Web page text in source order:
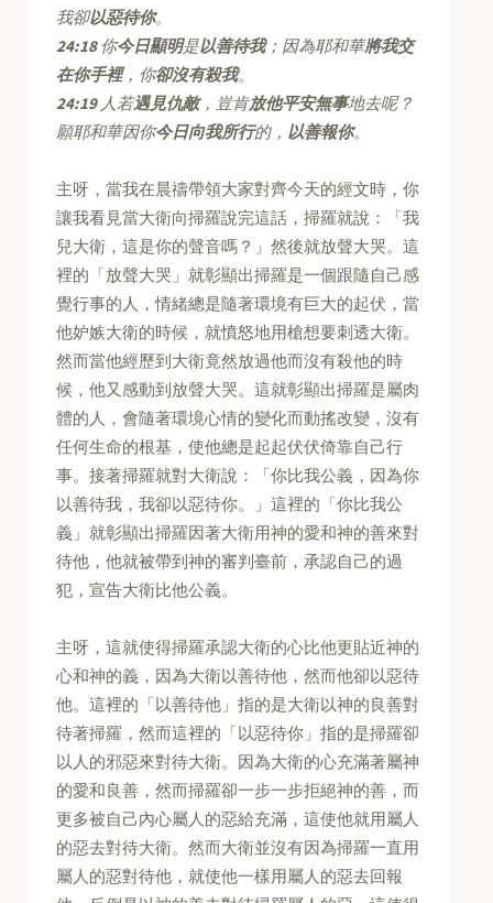
我卻以惡待你。
24:18你今日顯明是以善待我；因為耶和華將我交
在你手裡，你卻沒有殺我。
24:19人若遇見仇敵，豈肯放他平安無事地去呢？
願耶和華因你今日向我所行的， 以善報你。
主呀，當我在晨禱帶領大家對齊今天的經文時，你
讓我看見當大衛向掃羅說完這話，掃羅就說：「我
兒大衛，這是你的聲音嗎？」然後就放聲大哭。這
裡的「放聲大哭」就彰顯出掃羅是一個跟隨自己感
覺行事的人，情緒總是隨著環境有巨大的起伏，當
他妒嫉大衛的時候，就憤怒地用槍想要刺透大衛。
然而當他經歷到大衛竟然放過他而沒有殺他的時
候，他又感動到放聲大哭。這就彰顯出掃羅是屬肉
體的人，會隨著環境心情的變化而動搖改變，沒有
任何生命的根基，使他總是起起伏伏倚靠自己行
事。接著掃羅就對大衛說：「你比我公義，因為你
以善待我，我卻以惡待你。」這裡的「你比我公
義」就彰顯出掃羅因著大衛用神的愛和神的善來對
待他，他就被帶到神的審判臺前，承認自己的過
犯，宣告大衛比他公義。
主呀，這就使得掃羅承認大衛的心比他更貼近神的
心和神的義，因為大衛以善待他，然而他卻以惡待
他。這裡的「以善待他」指的是大衛以神的良善對
待著掃羅，然而這裡的「以惡待你」指的是掃羅卻
以人的邪惡來對待大衛。因為大衛的心充滿著屬神
的愛和良善，然而掃羅卻一步一步拒絕神的善，而
更多被自己內心屬人的惡給充滿，這使他就用屬人
的惡去對待大衛。然而大衛並沒有因為掃羅一直用
屬人的惡對待他，就使他一樣用屬人的惡去回報